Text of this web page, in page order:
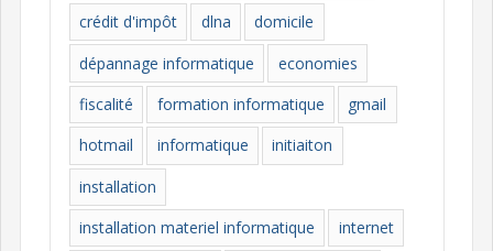
crédit d'impôt
dlna
domicile
dépannage informatique
economies
fiscalité
formation informatique
gmail
hotmail
informatique
initiaiton
installation
installation materiel informatique
internet